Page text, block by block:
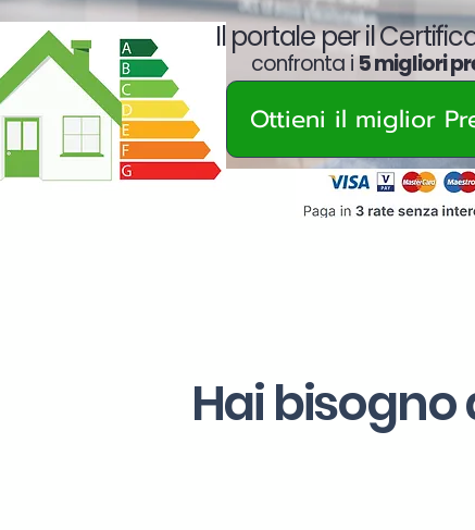
Ottieni il miglior
Il portale per il
confronta i 5 migliori
Hai bisogno